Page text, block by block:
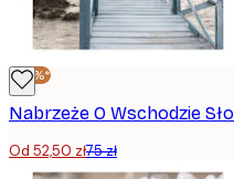
-30%*
Od 52,50 zł75 zł